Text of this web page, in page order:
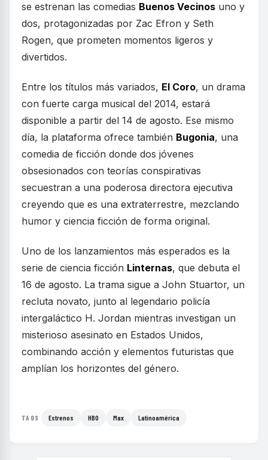
se estrenan las comedias Buenos Vecinos uno y
dos, protagonizadas por Zac Efron y Seth
Rogen, que prometen momentos ligeros y
divertidos.
Entre los títulos más variados, El Coro, un drama
con fuerte carga musical del 2014, estará
disponible a partir del 14 de agosto. Ese mismo
día, la plataforma ofrece también Bugonia, una
comedia de ficción donde dos jóvenes
obsesionados con teorías conspirativas
secuestran a una poderosa directora ejecutiva
creyendo que es una extraterrestre, mezclando
humor y ciencia ficción de forma original.
Uno de los lanzamientos más esperados es la
serie de ciencia ficción Linternas, que debuta el
16 de agosto. La trama sigue a John Stuartor, un
recluta novato, junto al legendario policía
intergaláctico H. Jordan mientras investigan un
misterioso asesinato en Estados Unidos,
combinando acción y elementos futuristas que
amplían los horizontes del género.
TAGS Estrenos HBO Max Latinoamérica